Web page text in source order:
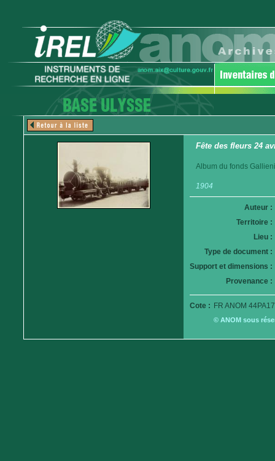
Fête des fleurs 24
Album du fonds
1904
Auteur :
Territoire :
Lieu :
Type de document :
Support et dimensions :
Provenance :
Cote : FR ANOM
© ANOM sous